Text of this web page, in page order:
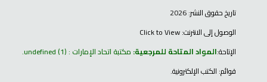
تاريخ حقوق النشر:
الوصول إلى الانترنت:Click to View
الإتاحة:المواد المتاحة للمرجعية: مكتبة اتحاد الإمارات : undefined(1).
قوائم: الكتب الإلكترونية.